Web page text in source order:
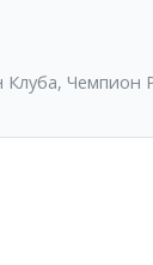
, Чемпион